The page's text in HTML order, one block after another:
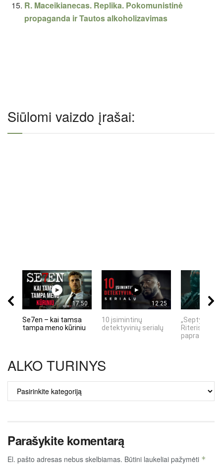
R. Maceikianecas. Replika. Pokomunistinė
propaganda ir Tautos alkoholizavimas
Siūlomi vaizdo įrašai:
17:50
Se7en – kai tamsa
tampa meno kūriniu
12:25
10 įsimintinų
detektyvinių serialų
„Septynių
Riteris" – kai
ALKO TURINYS
ALKO
TURINYS
Parašykite komentarą
El. pašto adresas nebus skelbiamas. Būtini laukeliai pažymėti *